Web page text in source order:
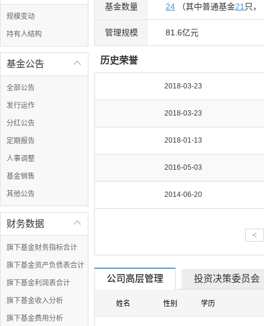
规模变动
持有人结构

基金公告
全部公告
发行运作
分红公告
定期报告
人事调整
基金销售
其他公告

财务数据
旗下基金财务指标合计
旗下基金资产负债表合计
旗下基金利润表合计
旗下基金收入分析
旗下基金费用分析
基金数量 24 （其中普通基金21 只，
管理规模 81.6亿元
历史荣誉
2018-03-23
2018-03-23
2018-01-13
2016-05-03
2014-06-20
<
公司高层管理 投资决策委员会
姓名 性别 学历